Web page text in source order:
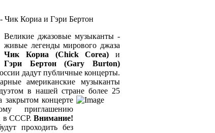
- Чик Кориа и Гэри Бертон
Великие джазовые музыканты -
живые легенды мирового джаза
Чик Кориа (Chick Corea) и
Гэри Бертон (Gary Burton)
дадут публичные концерты.
американские музыканты
в нашей стране более 25
закрытом концерте
приглашению
СССР. Внимание!
проходить без